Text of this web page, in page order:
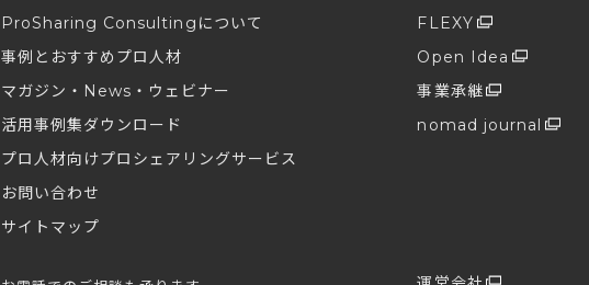
ProSharing Consultingについて
事例とおすすめプロ人材
マガジン・News・ウェビナー
活用事例集ダウンロード
プロ人材向けプロシェアリングサービス
お問い合わせ
サイトマップ
FLEXY
Open Idea
事業承継
nomad journal